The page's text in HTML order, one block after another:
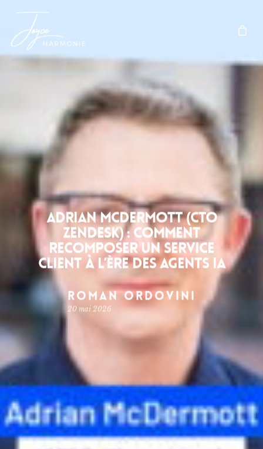
Adrian McDermott (CTO
Zendesk) : comment
recomposer un service
client à l’ère des agents IA
Roman Ordovini
20 mai 2026